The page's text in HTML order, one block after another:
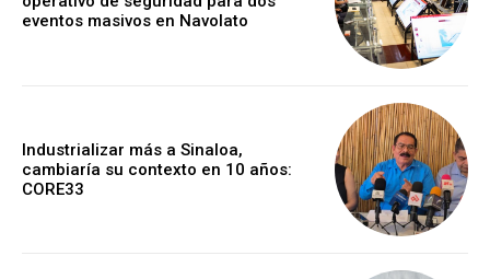
eventos masivos en Navolato
Industrializar más a Sinaloa,
cambiaría su contexto en 10 años:
CORE33